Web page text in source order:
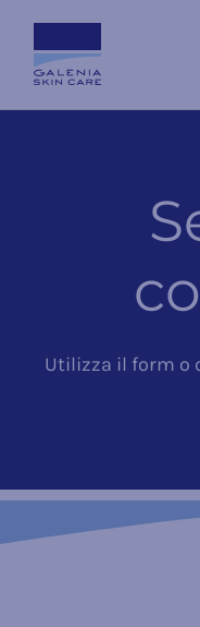
contenuto
Utilizza il form o